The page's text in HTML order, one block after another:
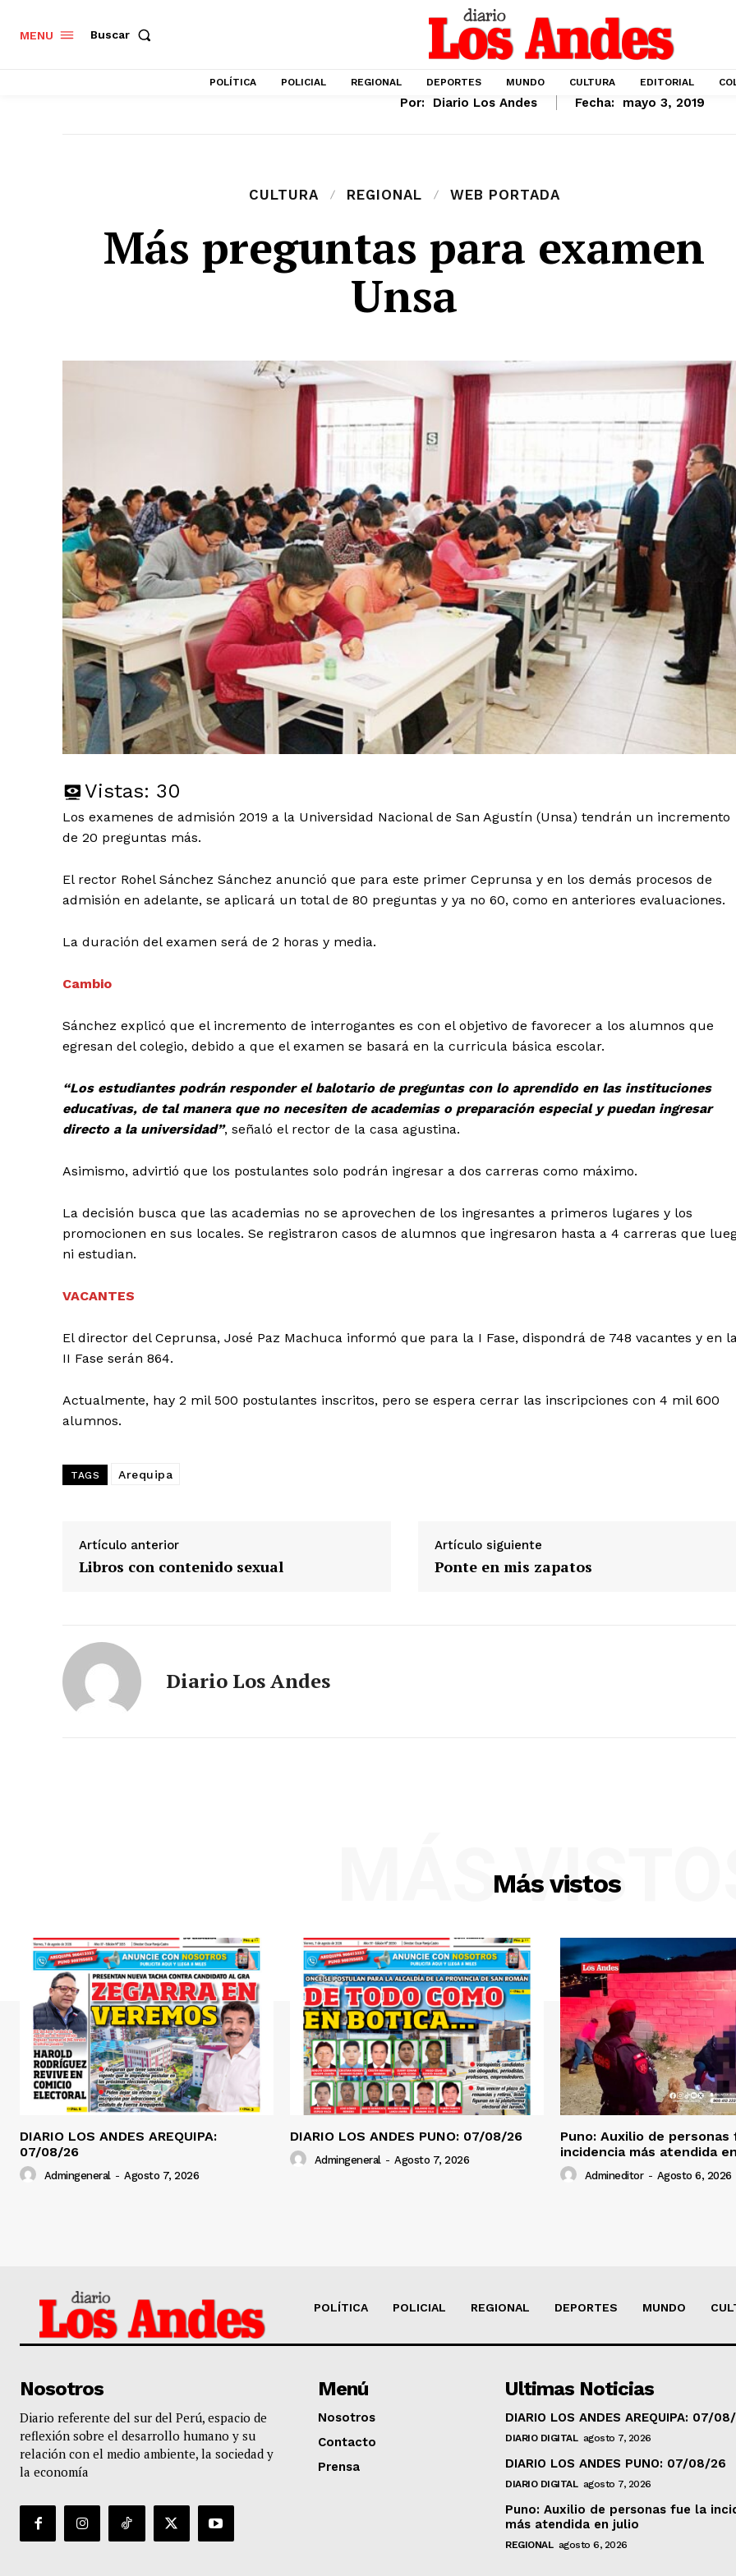
Nosotros
Prensa
MENU Buscar
POLÍTICA POLICIAL REGIONAL DEPORTES MUNDO CULTURA EDITORIAL
Por: Diario Los Andes Fecha: mayo 3, 2019
CULTURA REGIONAL WEB PORTADA
Más preguntas para examen
Unsa
Vistas: 30
Los examenes de admisión 2019 a la Universidad Nacional de San Agustín (Unsa) tendrán un incremento
de 20 preguntas más.
El rector Rohel Sánchez Sánchez anunció que para este primer Ceprunsa y en los demás procesos de
admisión en adelante, se aplicará un total de 80 preguntas y ya no 60, como en anteriores evaluaciones.
La duración del examen será de 2 horas y media.
Cambio
Sánchez explicó que el incremento de interrogantes es con el objetivo de favorecer a los alumnos que
egresan del colegio, debido a que el examen se basará en la curricula básica escolar.
“Los estudiantes podrán responder el balotario de preguntas con lo aprendido en las instituciones
educativas, de tal manera que no necesiten de academias o preparación especial y puedan ingresar
directo a la universidad”, señaló el rector de la casa agustina.
Asimismo, advirtió que los postulantes solo podrán ingresar a dos carreras como máximo.
La decisión busca que las academias no se aprovechen de los ingresantes a primeros lugares y los
promocionen en sus locales. Se registraron casos de alumnos que ingresaron hasta a 4 carreras que
ni estudian.
VACANTES
El director del Ceprunsa, José Paz Machuca informó que para la I Fase, dispondrá de 748 vacantes y en
II Fase serán 864.
Actualmente, hay 2 mil 500 postulantes inscritos, pero se espera cerrar las inscripciones con 4 mil 600
alumnos.
TAGS Arequipa
Artículo anterior
Libros con contenido sexual
Artículo siguiente
Ponte en mis zapatos
Diario Los Andes
Más vistos
MÁS
DIARIO LOS ANDES AREQUIPA:
07/08/26
Admingeneral - Agosto 7, 2026
DIARIO LOS ANDES PUNO: 07/08/26
Admingeneral - Agosto 7, 2026
Puno: Auxilio de personas
incidencia más atendida
Admineditor - Agosto 6, 2026
POLÍTICA POLICIAL REGIONAL DEPORTES MUNDO
Nosotros
Diario referente del sur del Perú, espacio de
reflexión sobre el desarrollo humano y su
relación con el medio ambiente, la sociedad y
la economía
Menú
Nosotros
Contacto
Prensa
Ultimas Noticias
DIARIO LOS ANDES AREQUIPA: 07/
DIARIO DIGITAL agosto 7, 2026
DIARIO LOS ANDES PUNO: 07/08/26
DIARIO DIGITAL agosto 7, 2026
Puno: Auxilio de personas fue la
más atendida en julio
REGIONAL agosto 6, 2026